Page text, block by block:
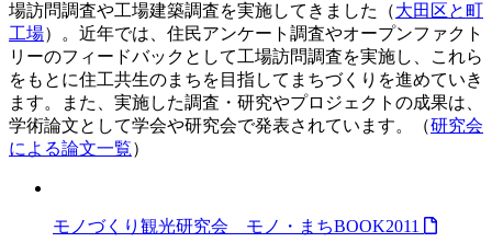
場訪問調査や工場建築調査を実施してきました（大田区と町
工場）。近年では、住民アンケート調査やオープンファクト
リーのフィードバックとして工場訪問調査を実施し、これら
をもとに住工共生のまちを目指してまちづくりを進めていき
ます。また、実施した調査・研究やプロジェクトの成果は、
学術論文として学会や研究会で発表されています。（研究会
による論文一覧）
モノづくり観光研究会 モノ・まちBOOK2011